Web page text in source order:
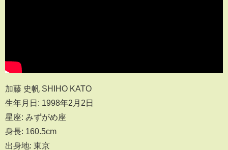
加藤 史帆 SHIHO KATO
生年月日: 1998年2月2日
星座: みずがめ座
身長: 160.5cm
出身地: 東京